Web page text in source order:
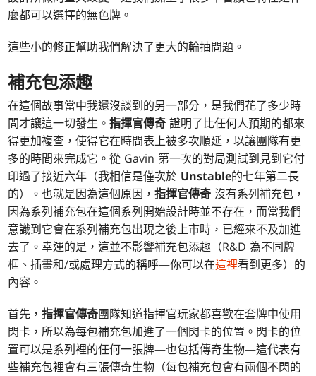
麼都可以選擇的無色牌。
這些小的修正幫助我們解決了更大的輪抽問題。
補充包添趣
在這個故事當中我還沒談到的另一部分，是我們花了多少時
間才讓這一切發生。指揮官傳奇證明了比任何人預期的都來
得更加複查，使得它在時間表上被多次順延，以讓團隊有更
多的時間來完成它。從 Gavin 第一次的對局測試到見到它付
印過了接近六年（我相信是僅次於 Unstable的七年第二長
的）。也就是因為這個原因，指揮官傳奇沒有系列補充包，
因為系列補充包在這個系列開始設計時並不存在，而當我們
意識到它會在系列補充包出現之後上市時，已經來不及加進
去了。幸運的是，這並不影響補充包添趣（R&D 為不同牌
框、插畫和/或處理方式的稱呼—你可以在這裡看到更多）的
內容。
首先，指揮官傳奇團隊知道指揮官玩家都喜歡在套牌中使用
閃卡，所以為每包補充包加進了一個閃卡的位置。閃卡的位
置可以是系列裡的任何一張牌—也包括傳奇生物—這代表有
些補充包裡會有三張傳奇生物（每包補充包會有兩個不閃的